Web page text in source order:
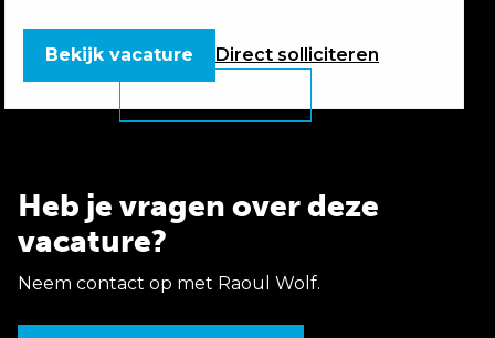
Direct solliciteren
Bekijk vacature
Heb je vragen over deze
vacature?
Neem contact op met Raoul Wolf.